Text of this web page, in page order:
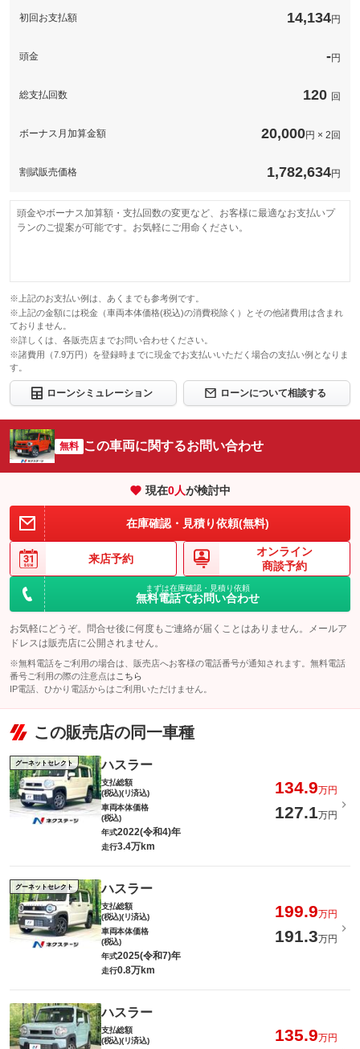
初回お支払額 14,134円
頭金 -円
総支払回数 120 回
ボーナス月加算金額 20,000円 × 2回
割賦販売価格 1,782,634円
頭金やボーナス加算額・支払回数の変更など、お客様に最適なお支払いプ
ランのご提案が可能です。お気軽にご用命ください。
※上記のお支払い例は、あくまでも参考例です。
※上記の金額には税金（車両本体価格(税込)の消費税除く）とその他諸費用は含まれ
ておりません。
※詳しくは、各販売店までお問い合わせください。
※諸費用（7.9万円）を登録時までに現金でお支払いいただく場合の支払い例となりま
す。
ローンシミュレーション ローンについて相談する
無料 この車両に関するお問い合わせ
現在0人が検討中
在庫確認・見積り依頼(無料)
来店予約
オンライン
商談予約
まずは在庫確認・見積り依頼
無料電話でお問い合わせ
お気軽にどうぞ。問合せ後に何度もご連絡が届くことはありません。メールア
ドレスは販売店に公開されません。
※無料電話をご利用の場合は、販売店へお客様の電話番号が通知されます。無料電話
番号ご利用の際の注意点は こちら
IP電話、ひかり電話からはご利用いただけません。
この販売店の同一車種
グーネットセレクト ハスラー
支払総額
(税込)(リ済込)
134.9万円
車両本体価格
(税込)
127.1万円
年式2022(令和4)年
走行3.4万km
グーネットセレクト ハスラー
支払総額
(税込)(リ済込)
199.9万円
車両本体価格
(税込)
191.3万円
年式2025(令和7)年
走行0.8万km
ハスラー
支払総額
(税込)(リ済込)
135.9万円